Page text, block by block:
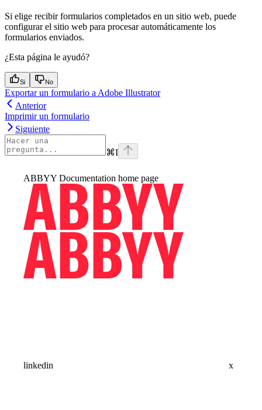
Si elige recibir formularios completados en un sitio web, puede
configurar el sitio web para procesar automáticamente los
formularios enviados.
¿Esta página le ayudó?
Si No
Exportar un formulario a Adobe Illustrator
Anterior
Imprimir un formulario
Siguiente
⌘I
ABBYY Documentation home page
linkedin x